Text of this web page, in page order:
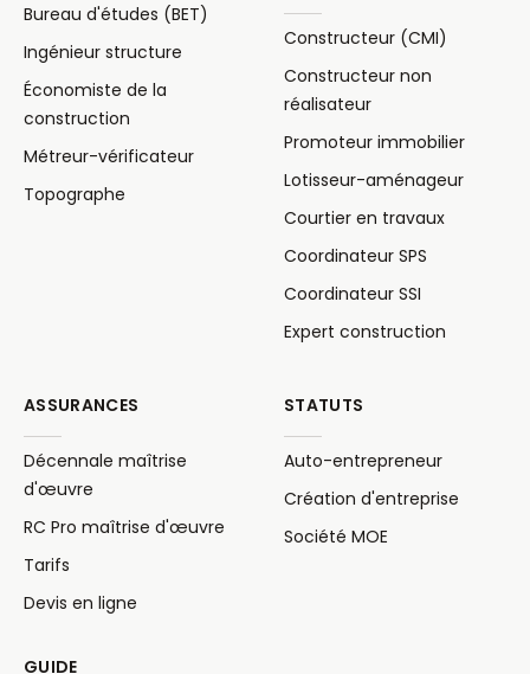
Bureau d'études (BET)
Ingénieur structure
Économiste de la
construction
Métreur-vérificateur
Topographe
Constructeur (CMI)
Constructeur non
réalisateur
Promoteur immobilier
Lotisseur-aménageur
Courtier en travaux
Coordinateur SPS
Coordinateur SSI
Expert construction
ASSURANCES
Décennale maîtrise
d'œuvre
RC Pro maîtrise d'œuvre
Tarifs
Devis en ligne
STATUTS
Auto-entrepreneur
Création d'entreprise
Société MOE
GUIDE